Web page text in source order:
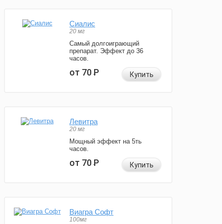
Сиалис
20 мг
Самый долгоиграющий
препарат. Эффект до 36
часов.
от 70Р Купить
Левитра
20 мг
Мощный эффект на 5ть
часов.
от 70Р Купить
Виагра Софт
100мг